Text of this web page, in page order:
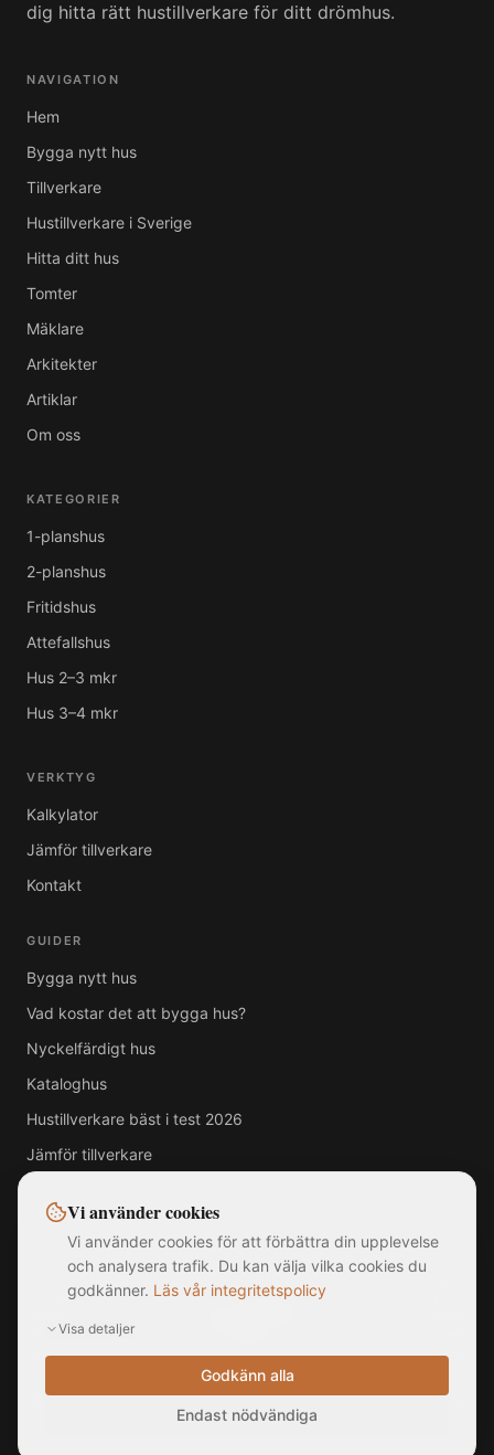
dig hitta rätt hustillverkare för ditt drömhus.
NAVIGATION
Hem
Bygga nytt hus
Tillverkare
Hustillverkare i Sverige
Hitta ditt hus
Tomter
Mäklare
Arkitekter
Artiklar
Om oss
KATEGORIER
1-planshus
2-planshus
Fritidshus
Attefallshus
Hus 2–3 mkr
Hus 3–4 mkr
VERKTYG
Kalkylator
Jämför tillverkare
Kontakt
GUIDER
Bygga nytt hus
Vad kostar det att bygga hus?
Nyckelfärdigt hus
Kataloghus
Hustillverkare bäst i test 2026
Jämför tillverkare
Alla varumärken, logotyper och företagsnamn som visas på denna
webbplats tillhör respektive ägare. MittNyaHus.se är en oberoende
jämförelsetjänst utan officiell koppling till, samarbete med eller
och kan avvika från faktiska produkter. Informationen på webbplatsen
är sammanställd från offentligt tillgängliga källor och ska inte betraktas
som rådgivning.
©2026MittNyaHus.se — Alla rättigheter förbehållna|Integritetspolicy
Vi använder cookies
Vi använder cookies för att förbättra din upplevelse
och analysera trafik. Du kan välja vilka cookies du
godkänner. Läs vår integritetspolicy
Visa detaljer
Godkänn alla
Endast nödvändiga